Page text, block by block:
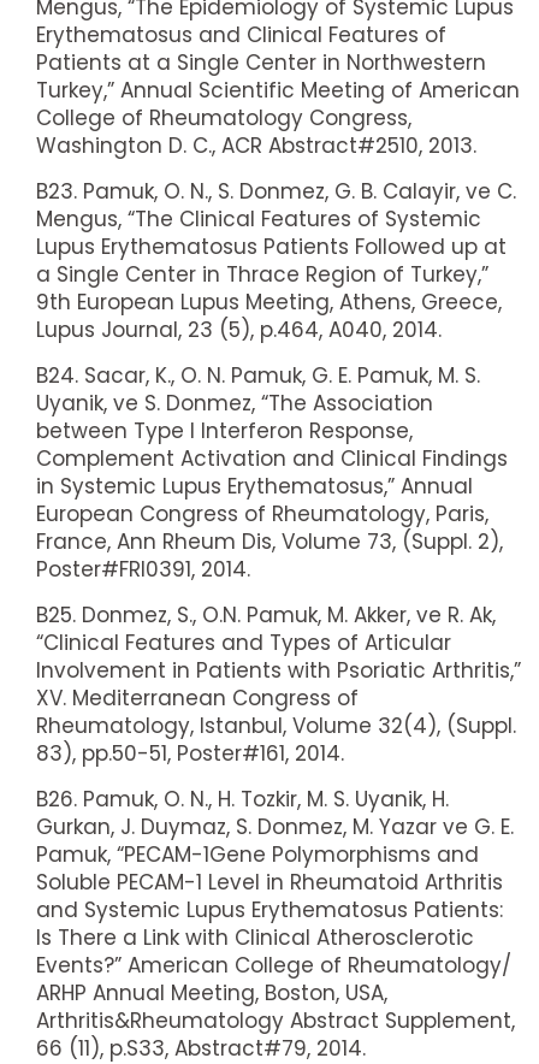
Mengus, “The Epidemiology of Systemic Lupus
Erythematosus and Clinical Features of
Patients at a Single Center in Northwestern
Turkey,” Annual Scientific Meeting of American
College of Rheumatology Congress,
Washington D. C., ACR Abstract#2510, 2013.
B23. Pamuk, O. N., S. Donmez, G. B. Calayir, ve C.
Mengus, “The Clinical Features of Systemic
Lupus Erythematosus Patients Followed up at
a Single Center in Thrace Region of Turkey,”
9th European Lupus Meeting, Athens, Greece,
Lupus Journal, 23 (5), p.464, A040, 2014.
B24. Sacar, K., O. N. Pamuk, G. E. Pamuk, M. S.
Uyanik, ve S. Donmez, “The Association
between Type I Interferon Response,
Complement Activation and Clinical Findings
in Systemic Lupus Erythematosus,” Annual
European Congress of Rheumatology, Paris,
France, Ann Rheum Dis, Volume 73, (Suppl. 2),
Poster#FRI0391, 2014.
B25. Donmez, S., O.N. Pamuk, M. Akker, ve R. Ak,
“Clinical Features and Types of Articular
Involvement in Patients with Psoriatic Arthritis,”
XV. Mediterranean Congress of
Rheumatology, Istanbul, Volume 32(4), (Suppl.
83), pp.50-51, Poster#161, 2014.
B26. Pamuk, O. N., H. Tozkir, M. S. Uyanik, H.
Gurkan, J. Duymaz, S. Donmez, M. Yazar ve G. E.
Pamuk, “PECAM-1Gene Polymorphisms and
Soluble PECAM-1 Level in Rheumatoid Arthritis
and Systemic Lupus Erythematosus Patients:
Is There a Link with Clinical Atherosclerotic
Events?” American College of Rheumatology/
ARHP Annual Meeting, Boston, USA,
Arthritis&Rheumatology Abstract Supplement,
66 (11), p.S33, Abstract#79, 2014.